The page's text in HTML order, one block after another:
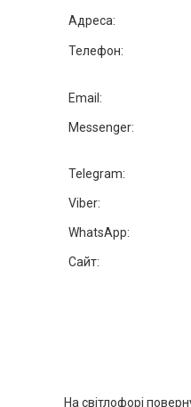
На світлофорі